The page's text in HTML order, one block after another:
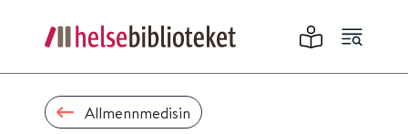
Allmennmedisin